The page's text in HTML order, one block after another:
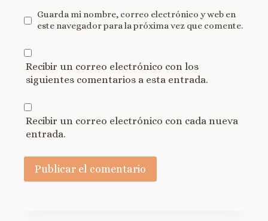
Guarda mi nombre, correo electrónico y web en
este navegador para la próxima vez que comente.
Recibir un correo electrónico con los
siguientes comentarios a esta entrada.
Recibir un correo electrónico con cada nueva
entrada.